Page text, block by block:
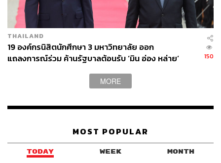
แต่ไฮไลต์สำคัญที่ทำให้ถูกวิจารณ์ความเป็นนายกฯ Gen Y
คือคำที่ใช้โต้กลับพรรคร่วมฝ่ายค้าน ที่แฝงน้ำเสียงเหน็บแนม
ยอกย้อน เช่น “
ที่สมาชิกอาวุโสพูดมาไม่เป็นความจริง”, “แม้
ดิฉันจะอายุน้อยกว่าท่าน แต่มั่นใจว่าเสียภาษีให้รัฐบาล
มากกว่าท่านแน่นอน” จนถึง “อย่างน้อยท่านจะได้รู้ว่าการถูก
นายกรัฐมนตรียังไม่ได้มุ่งเน้นจะหักล้างข้อกล่าวหาด้วยข้อ
การชี้แจง ตรงกันข้ามกลับเป็นการตอบโต้ระหว่างกัน
มากกว่า
THAILAND
19 องค์กรนิสิตนักศึกษา 3 มหาวิทยาลัย ออก
แถลงการณ์ร่วม ค้านรัฐบาลต้อนรับ ‘มิน อ่อง หล่าย’
150
MORE
MOST POPULAR
TODAY WEEK MONTH